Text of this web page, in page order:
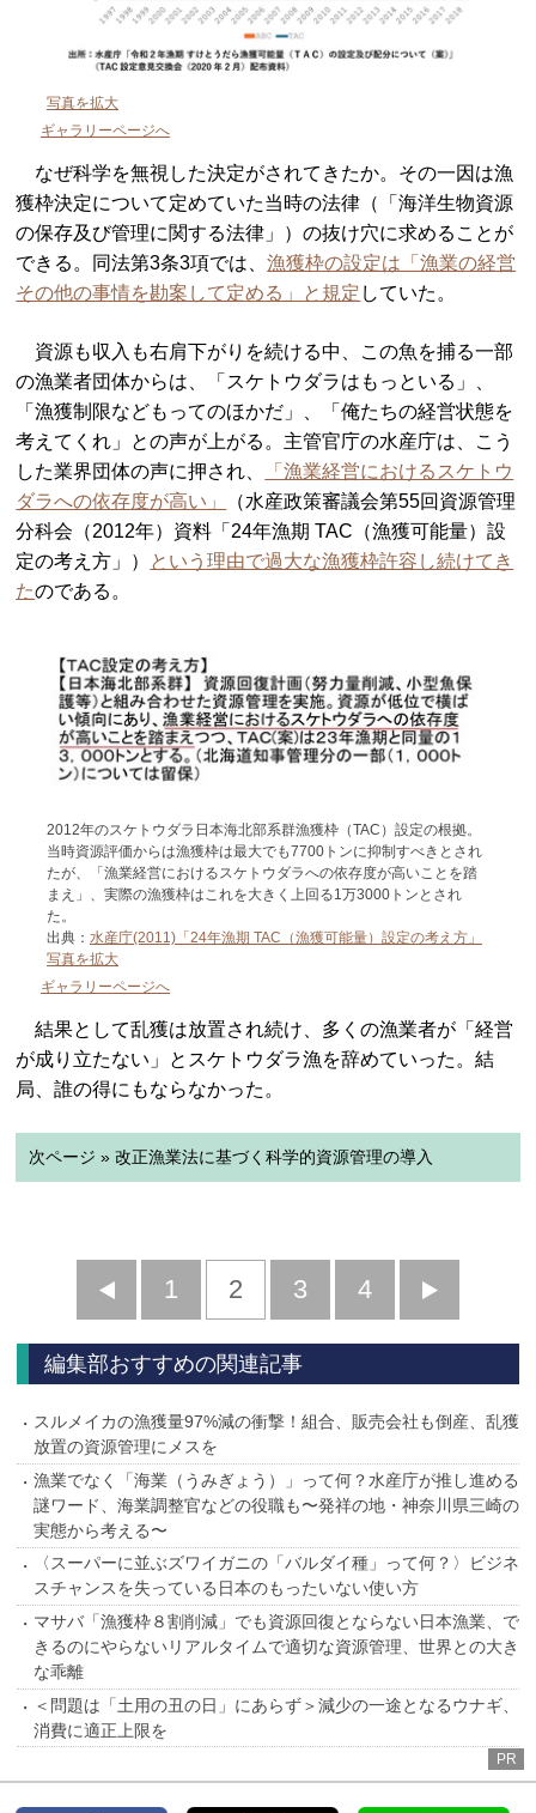
写真を拡大
ギャラリーページへ
なぜ科学を無視した決定がされてきたか。その一因は漁
獲枠決定について定めていた当時の法律（「海洋生物資源
の保存及び管理に関する法律」）の抜け穴に求めることが
できる。同法第3条3項では、漁獲枠の設定は「漁業の経営
その他の事情を勘案して定める」と規定 していた。
資源も収入も右肩下がりを続ける中、この魚を捕る一部
の漁業者団体からは、「スケトウダラはもっといる」、
「漁獲制限などもってのほかだ」、「俺たちの経営状態を
考えてくれ」との声が上がる。主管官庁の水産庁は、こう
した業界団体の声に押され、
「漁業経営におけるスケトウ
ダラへの依存度が高い」
（水産政策審議会第55回資源管理
分科会（2012年）資料「24年漁期 TAC（漁獲可能量）設
定の考え方」）
という理由で過大な漁獲枠許容し続けてき
たのである。
2012年のスケトウダラ日本海北部系群漁獲枠（TAC）設定の根拠。
当時資源評価からは漁獲枠は最大でも7700トンに抑制すべきとされ
たが、「漁業経営におけるスケトウダラへの依存度が高いことを踏
まえ」、実際の漁獲枠はこれを大きく上回る1万3000トンとされ
た。
出典： 水産庁(2011)「24年漁期 TAC（漁獲可能量）設定の考え方」
写真を拡大
ギャラリーページへ
結果として乱獲は放置され続け、多くの漁業者が「経営
が成り立たない」とスケトウダラ漁を辞めていった。結
局、誰の得にもならなかった。
次ページ » 改正漁業法に基づく科学的資源管理の導入
前
へ
1 2 3 4
へ
編集部おすすめの関連記事
スルメイカの漁獲量97%減の衝撃！組合、販売会社も倒産、乱獲
放置の資源管理にメスを
漁業でなく「海業（うみぎょう）」って何？水産庁が推し進める
謎ワード、海業調整官などの役職も〜発祥の地・神奈川県三崎の
実態から考える〜
〈スーパーに並ぶズワイガニの「バルダイ種」って何？〉ビジネ
スチャンスを失っている日本のもったいない使い方
マサバ「漁獲枠８割削減」でも資源回復とならない日本漁業、で
きるのにやらないリアルタイムで適切な資源管理、世界との大き
な乖離
＜問題は「土用の丑の日」にあらず＞減少の一途となるウナギ、
消費に適正上限を
PR